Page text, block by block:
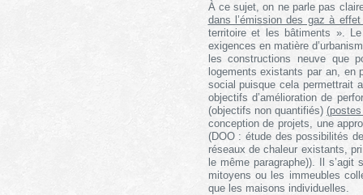
À ce sujet, on ne parle pas
dans l’émission des gaz à
territoire et les bâtiments ».
exigences en matière
les constructions neuve que
logements existants par an, en
social puisque cela permettrait
objectifs d’amélioration de
(objectifs non quantifiés)
conception de projets, une
(DOO : étude des possibilités
réseaux de chaleur existants,
le même paragraphe)). Il
mitoyens ou les immeubles
que les maisons individuelles.